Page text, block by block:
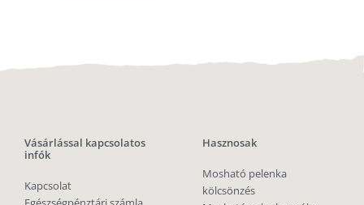
Vásárlással kapcsolatos
infók
Kapcsolat
Hasznosak
Mosható pelenka
kölcsönzés